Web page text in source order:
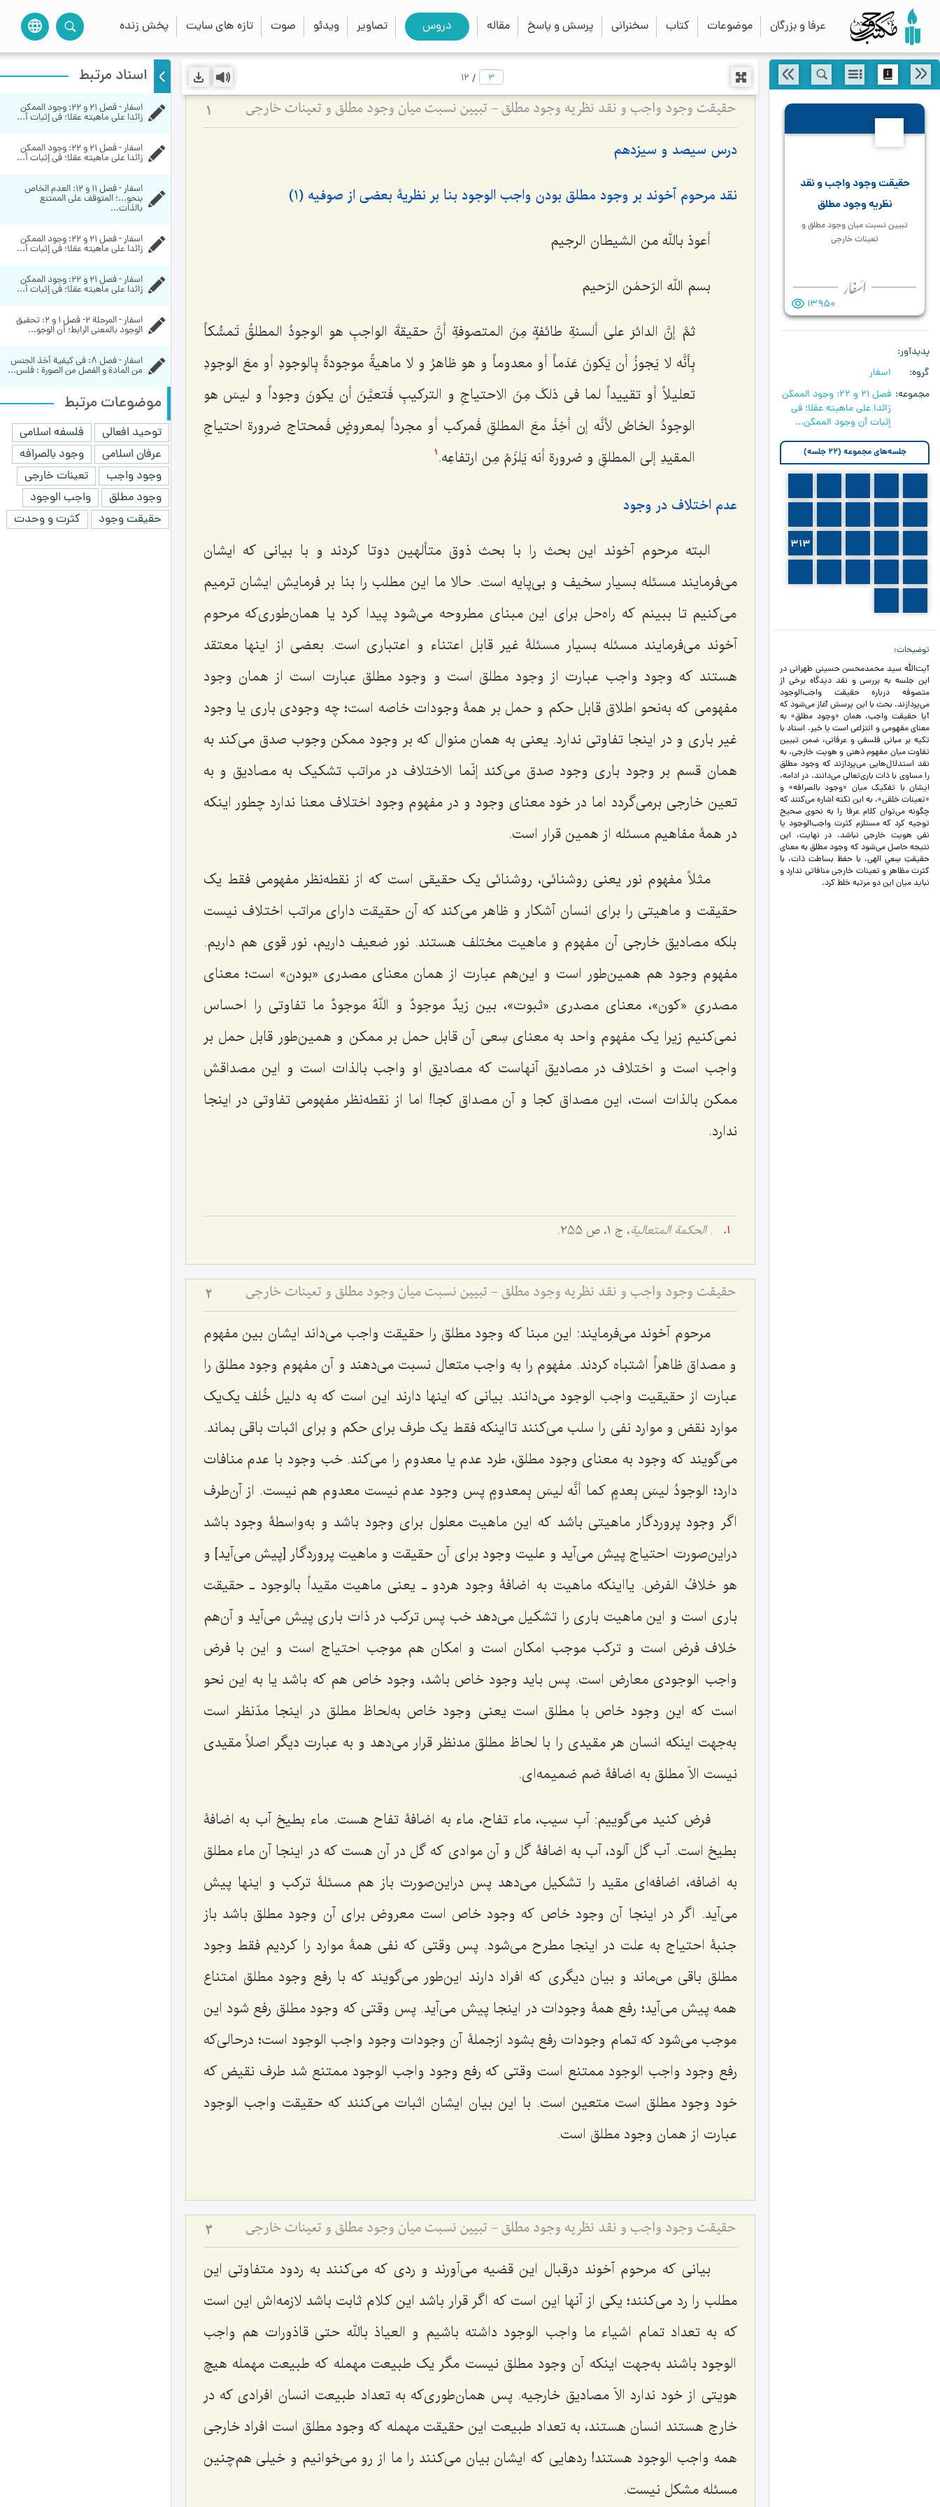
عرفا و بزرگان موضوعات کتاب سخنرانی پرسش و پاسخ مقاله دروس تصاویر ویدئو صوت تازه های سایت پخش زنده language search
close
حقیقت وجود واجب و نقد
نظریه وجود مطلق
تبیین نسبت میان وجود مطلق و
تعینات خارجی
13950
پدیدآور
گروه
اسفار
مجموعه
فصل 21 و 22: وجود الممكن
زائدا علی ماهيته عقلا؛ في
إثبات أن وجود الممكن...
جلسه‌های مجموعه (22 جلسه)
313
توضیحات
آیت‌الله سید محمدمحسن حسینی طهرانی در
این جلسه به بررسی و نقد دیدگاه برخی از
متصوفه درباره حقیقت واجب‌الوجود
می‌پردازند. بحث با این پرسش آغاز می‌شود که
آیا حقیقت واجب، همان «وجود مطلق» به
معنای مفهومی و انتزاعی است یا خیر. استاد با
تکیه بر مبانی فلسفی و عرفانی، ضمن تبیین
تفاوت میان مفهوم ذهنی و هویت خارجی، به
نقد استدلال‌هایی می‌پردازند که وجود مطلق
را مساوی با ذات باری‌تعالی می‌دانند. در ادامه،
ایشان با تفکیک میان «وجود بالصرافه» و
«تعینات خلقی»، به این نکته اشاره می‌کنند که
چگونه می‌توان کلام عرفا را به نحوی صحیح
توجیه کرد که مستلزم کثرت واجب‌الوجود یا
نفی هویت خارجی نباشد. در نهایت، این
نتیجه حاصل می‌شود که وجود مطلق به معنای
حقیقتِ سِعیِ الهی، با حفظ بساطت ذات، با
کثرت مظاهر و تعینات خارجی منافاتی ندارد و
نباید میان این دو مرتبه خلط کرد.
/
12
حقیقت وجود واجب و نقد نظریه وجود مطلق - تبیین نسبت میان وجود مطلق و تعینات خارجی 1
درس سیصد و سیزدهم
نقد مرحوم آخوند بر وجود مطلق بودن واجب الوجود بنا بر نظریۀ بعضی از صوفیه (1)
أعوذ بالله من الشیطان الرجیم
بسم الله الرّحمٰن الرّحیم
ثمَّ إنَّ الدائرَ على ألسنةِ طائفةٍ مِنَ المتصوفةِ أنَّ حقیقةَ الواجبِ هو الوجودُ المطلقُ تَمسُّکاً
بِأنَّه لا یَجوزُ أن یَکونَ عَدَماً أو معدوماً و هو ظاهرُ و لا ماهیةً موجودةً بِالوجودِ أو معَ الوجودِ
تعلیلاً أو تقییداً لما فی ذلکَ مِنَ الاحتیاجِ و الترکیبِ فَتعیَّنَ أن یکونَ وجوداً و لیسَ هو
الوجودُ الخاصُ لأنَّه إن أخِذَ معَ المطلقِ فَمرکب أو مجرداً لِمعروضٍ فَمحتاج ضرورة احتیاجِ
المقیدِ إلى المطلقِ و ضرورة أنه یَلزَمُ مِن ارتفاعِه.‌ 1
عدم اختلاف در وجود
البته مرحوم آخوند این بحث را با بحث ذوق متألهین دوتا کردند و با بیانی که ایشان
می‌فرمایند مسئله بسیار سخیف و بی‌پایه است. حالا ما این مطلب را بنا بر فرمایش ایشان ترمیم
می‌کنیم تا ببینم که راه‌حل برای این مبنای مطروحه می‌شود پیدا کرد یا همان‌طوری‌که مرحوم
آخوند می‌فرمایند مسئله بسیار مسئلۀ غیر قابل اعتناء و اعتباری است. بعضی از اینها معتقد
هستند که وجود واجب عبارت از وجود مطلق است و وجود مطلق عبارت است از همان وجود
مفهومی که به‌نحو اطلاق قابل حکم و حمل بر همۀ وجودات خاصه است؛ چه وجودی باری یا وجود
غیر باری و در اینجا تفاوتی ندارد. یعنی به همان منوال که بر وجود ممکن وجوب صدق می‌کند به
همان قسم بر وجود باری وجود صدق می‌کند إنّما الاختلاف در مراتب تشکیک به مصادیق و به
تعین خارجی برمی‌گردد اما در خود معنای وجود و در مفهوم وجود اختلاف معنا ندارد چطور اینکه
در همۀ مفاهیم مسئله از همین قرار است.
مثلاً مفهوم نور یعنی روشنائی، روشنائی یک حقیقی است که از نقطه‌نظر مفهومی فقط یک
حقیقت و ماهیتی را برای انسان آشکار و ظاهر می‌کند که آن حقیقت دارای مراتب اختلاف نیست
بلکه مصادیق خارجی آن مفهوم و ماهیت مختلف هستند. نور ضعیف داریم، نور قوی هم داریم.
مفهوم وجود هم همین‌طور است و این‌هم عبارت از همان معنای مصدری «بودن» است؛ معنای
مصدریِ «کون»، معنای مصدری «ثبوت»، بین زیدٌ موجودٌ و اللهٌ موجودٌ ما تفاوتی را احساس
نمی‌کنیم زیرا یک مفهوم واحد به معنای سِعی آن قابل حمل بر ممکن و همین‌طور قابل حمل بر
واجب است و اختلاف در مصادیق آنهاست که مصادیق او واجب بالذات است و این مصداقش
ممکن بالذات است، این مصداق کجا و آن مصداق کجا! اما از نقطه‌نظر مفهومی تفاوتی در اینجا
ندارد.
.الحکمة المتعالیة، ج 1، ص 255.
حقیقت وجود واجب و نقد نظریه وجود مطلق - تبیین نسبت میان وجود مطلق و تعینات خارجی 2
مرحوم آخوند می‌فرمایند: این مبنا که وجود مطلق را حقیقت واجب می‌داند ایشان بین مفهوم
و مصداق ظاهراً اشتباه کردند. مفهوم را به واجب متعال نسبت می‌دهند و آن مفهوم وجود مطلق را
عبارت از حقیقیت واجب الوجود می‌دانند. بیانی که اینها دارند این است که به دلیل خُلف یک‌یک
موارد نقض و موارد نفی را سلب می‌کنند تااینکه فقط یک طرف برای حکم و برای اثبات باقی بماند.
می‌گویند که وجود به معنای وجود مطلق، طرد عدم یا معدوم را می‌کند. خب وجود با عدم منافات
دارد؛ الوجودُ لیسَ بِعدمٍ کما أنَّه لیسَ بِمعدومٍ پس وجود عدم نیست معدوم هم نیست. از آن‌طرف
اگر وجود پروردگار ماهیتی باشد که این ماهیت معلول برای وجود باشد و به‌واسطۀ وجود باشد
دراین‌صورت احتیاج پیش می‌آید و علیت وجود برای آن حقیقت و ماهیت پروردگار [پیش می‌آید] و
هو خلافُ الفرض. یااینکه ماهیت به اضافۀ وجود هردو ـ یعنی ماهیت مقیداً بالوجود ـ حقیقت
باری است و این ماهیت باری را تشکیل می‌دهد خب پس ترکب در ذات باری پیش می‌آید و آن‌هم
خلاف فرض است و ترکب موجب امکان است و امکان هم موجب احتیاج است و این با فرض
واجب الوجودی معارض است. پس باید وجود خاص باشد، وجود خاص هم که باشد یا به این نحو
است که این وجود خاص با مطلق است یعنی وجود خاص به‌لحاظ مطلق در اینجا مدّنظر است
به‌جهت اینکه انسان هر مقیدی را با لحاظ مطلق مدنظر قرار می‌دهد و به عبارت دیگر اصلاً مقیدی
نیست الاّ مطلق به اضافۀ ضم ضمیمه‌ای.
فرض کنید می‌گوییم: آبِ سیب، ماء تفاح، ماء به اضافۀ تفاح هست. ماء بطیخ آب به اضافۀ
بطیخ است. آب گل آلود، آب به اضافۀ گل و آن موادی که گل در آن هست که در اینجا آن ماء مطلق
به اضافه، اضافه‌ای مقید را تشکیل می‌دهد پس دراین‌صورت باز هم مسئلۀ ترکب و اینها پیش
می‌آید. اگر در اینجا آن وجود خاص که وجود خاص است معروض برای آن وجود مطلق باشد باز
جنبۀ احتیاج به علت در اینجا مطرح می‌شود. پس وقتی که نفی همۀ موارد را کردیم فقط وجود
مطلق باقی می‌ماند و بیان دیگری که افراد دارند این‌طور می‌گویند که با رفع وجود مطلق امتناع
همه پیش می‌آید؛ رفع همۀ وجودات در اینجا پیش می‌آید. پس وقتی که وجود مطلق رفع شود این
موجب می‌شود که تمام وجودات رفع بشود ازجملۀ آن وجودات وجود واجب الوجود است؛ درحالی‌که
رفع وجود واجب الوجود ممتنع است وقتی که رفع وجود واجب الوجود ممتنع شد طرف نقیض که
خود وجود مطلق است متعین است. با این بیان ایشان اثبات می‌کنند که حقیقت واجب الوجود
عبارت از همان وجود مطلق است.
حقیقت وجود واجب و نقد نظریه وجود مطلق - تبیین نسبت میان وجود مطلق و تعینات خارجی 3
بیانی که مرحوم آخوند درقبال این قضیه می‌آورند و ردی که می‌کنند به ردود متفاوتی این
مطلب را رد می‌کنند؛ یکی از آنها این است که اگر قرار باشد این کلام ثابت باشد لازمه‌اش این است
که به تعداد تمام اشیاء ما واجب الوجود داشته باشیم و العیاذ بالله حتی قاذورات هم واجب
الوجود باشند به‌جهت اینکه آن وجود مطلق نیست مگر یک طبیعت مهمله که طبیعت مهمله هیچ
هویتی از خود ندارد الاّ مصادیق خارجیه. پس همان‌طوری‌که به تعداد طبیعت انسان افرادی که در
خارج هستند انسان هستند، به تعداد طبیعت این حقیقت مهمله که وجود مطلق است افراد خارجی
همه واجب الوجود هستند! ردهایی که ایشان بیان می‌کنند را ما از رو می‌خوانیم و خیلی هم‌چنین
مسئله مشکل نیست.
اسناد مرتبط
زائدا علی ماهيته عقلا؛ في إثبات أ...
زائدا علی ماهيته عقلا؛ في إثبات أ...
بالذات...
زائدا علی ماهيته عقلا؛ في إثبات أ...
زائدا علی ماهيته عقلا؛ في إثبات أ...
الوجود بالمعنى الرابط؛ أن الوجو...
من المادة و الفصل من الصورة : فلس...
موضوعات مرتبط
توحید افعالی
فلسفه اسلامی
عرفان اسلامی
وجود بالصرافه
وجود واجب
تعینات خارجی
وجود مطلق
واجب الوجود
حقیقت وجود
کثرت و وحدت